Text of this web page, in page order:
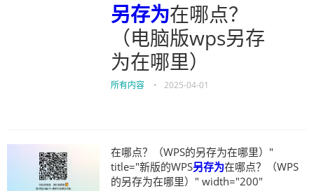
另存为在哪点？
（电脑版wps另存
为在哪里）
所有内容 • 2025-04-01
在哪点？（WPS的另存为在哪里）"
title="新版的WPS另存为在哪点？（WPS
的另存为在哪里）" width="200"